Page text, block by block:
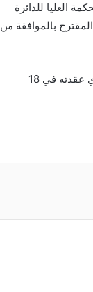
العليا للدائرة
بالموافقة من
وكانت الجمعية العمومية للمحكمة العليا برئاسة محمد الحافي قد قررت بأغلبية أعضائها في اجتماعها الذي عقدته في 18